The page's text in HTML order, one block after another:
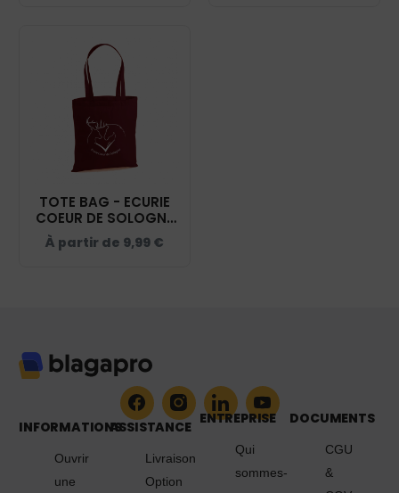
TOTE BAG - ECURIE
COEUR DE SOLOGNE
- BURGUNDY - WM101
À partir de 9,99 €
INFORMATIONS
Ouvrir
une
ASSISTANCE
Livraison
Option
ENTREPRISE
Qui
sommes-
DOCUMENTS
CGU
&